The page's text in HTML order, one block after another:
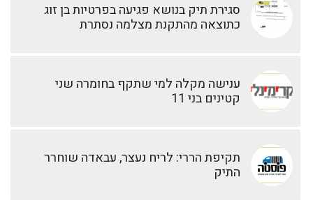
סגירת תיק בנושא פגיעה בפרטיות בן זוג
כתוצאה מהתקנת מצלמה נסתרת
ענישה מקלה למי שתקף בחומרה שני
קטינים בני 11
תקיפת הררי: לריח נעצר, עבאדה שוחרר
התיק